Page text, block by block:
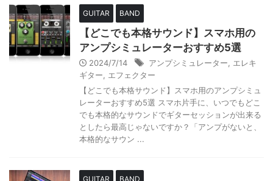
GUITAR BAND
【どこでも本格サウンド】スマホ用の
アンプシミュレーターおすすめ5選
2024/7/14 アンプシミュレーター
エレキ
ギター
エフェクター
【どこでも本格サウンド】スマホ用のアンプシミュ
レーターおすすめ5選 スマホ片手に、いつでもどこ
でも本格的なサウンドでギターセッションが出来る
としたら最高じゃないですか？「アンプがないと、
本格的なサウン ...
GUITAR BAND